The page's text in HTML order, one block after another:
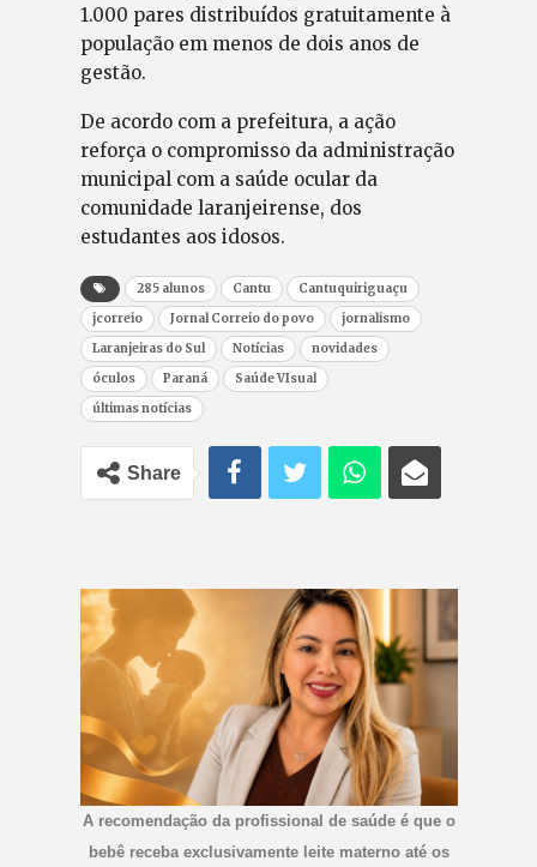
1.000 pares distribuídos gratuitamente à
população em menos de dois anos de
gestão.
De acordo com a prefeitura, a ação
reforça o compromisso da administração
municipal com a saúde ocular da
comunidade laranjeirense, dos
estudantes aos idosos.
285 alunos Cantu
Cantuquiriguaçu
jcorreio
Jornal Correio do povo
jornalismo
Laranjeiras do Sul
Notícias
novidades
óculos
Paraná
Saúde VIsual
últimas notícias
Share
A recomendação da profissional de saúde é que o
bebê receba exclusivamente leite materno até os